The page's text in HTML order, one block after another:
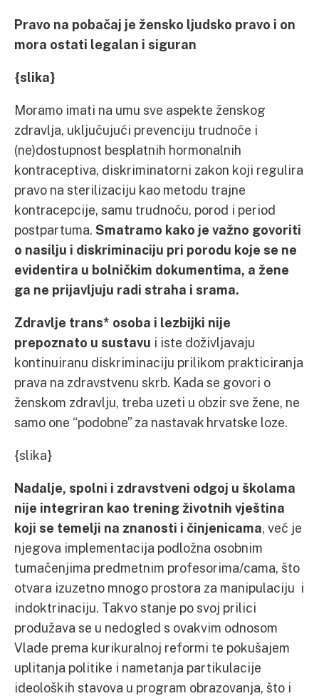
Pravo na pobačaj je žensko ljudsko pravo i on
mora ostati legalan i siguran
{slika}
Moramo imati na umu sve aspekte ženskog
zdravlja, uključujući prevenciju trudnoće i
(ne)dostupnost besplatnih hormonalnih
kontraceptiva, diskriminatorni zakon koji regulira
pravo na sterilizaciju kao metodu trajne
kontracepcije, samu trudnoću, porod i period
postpartuma. Smatramo kako je važno govoriti
o nasilju i diskriminaciju pri porodu koje se ne
evidentira u bolničkim dokumentima, a žene
ga ne prijavljuju radi straha i srama.
Zdravlje trans* osoba i lezbijki nije
prepoznato u sustavu i iste doživljavaju
kontinuiranu diskriminaciju prilikom prakticiranja
prava na zdravstvenu skrb. Kada se govori o
ženskom zdravlju, treba uzeti u obzir sve žene, ne
samo one “podobne” za nastavak hrvatske loze.
{slika}
Nadalje, spolni i zdravstveni odgoj u školama
nije integriran kao trening životnih vještina
koji se temelji na znanosti i činjenicama, već je
njegova implementacija podložna osobnim
tumačenjima predmetnim profesorima/cama, što
otvara izuzetno mnogo prostora za manipulaciju i
indoktrinaciju. Takvo stanje po svoj prilici
produžava se u nedogled s ovakvim odnosom
Vlade prema kurikuralnoj reformi te pokušajem
uplitanja politike i nametanja partikulacije
ideoloških stavova u program obrazovanja, što i